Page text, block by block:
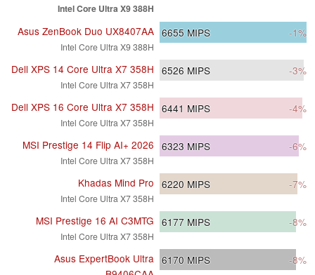
Intel Core Ultra X9 388H
Asus ZenBook Duo UX8407AA
Intel Core Ultra X9 388H
6655 MIPS -1%
Dell XPS 14 Core Ultra X7 358H
Intel Core Ultra X7 358H
6526 MIPS -3%
Dell XPS 16 Core Ultra X7 358H
Intel Core Ultra X7 358H
6441 MIPS -4%
MSI Prestige 14 Flip AI+ 2026
Intel Core Ultra X7 358H
6323 MIPS -6%
Khadas Mind Pro
Intel Core Ultra X7 358H
6220 MIPS -7%
MSI Prestige 16 AI C3MTG
Intel Core Ultra X7 358H
6177 MIPS -8%
Asus ExpertBook Ultra 6170 MIPS -8%